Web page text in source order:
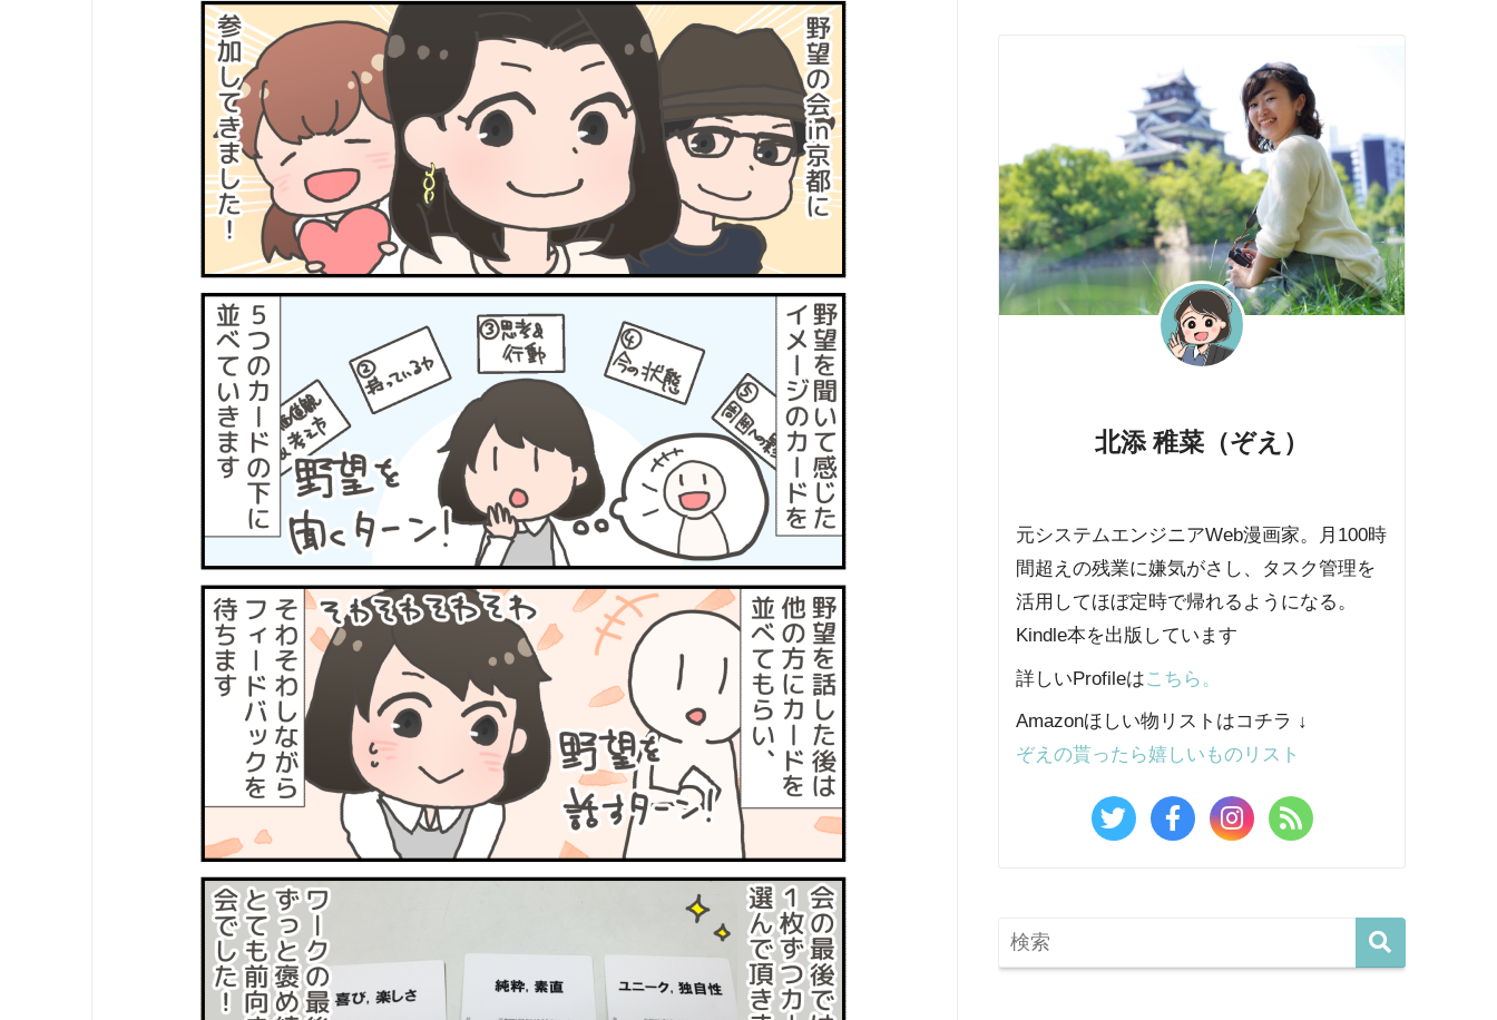
北添 稚菜（ぞえ）
元システムエンジニアWeb漫画家。月100時
間超えの残業に嫌気がさし、タスク管理を
活用してほぼ定時で帰れるようになる。
Kindle本を出版しています
詳しいProfileはこちら。
Amazonほしい物リストはコチラ ↓
ぞえの貰ったら嬉しいものリスト